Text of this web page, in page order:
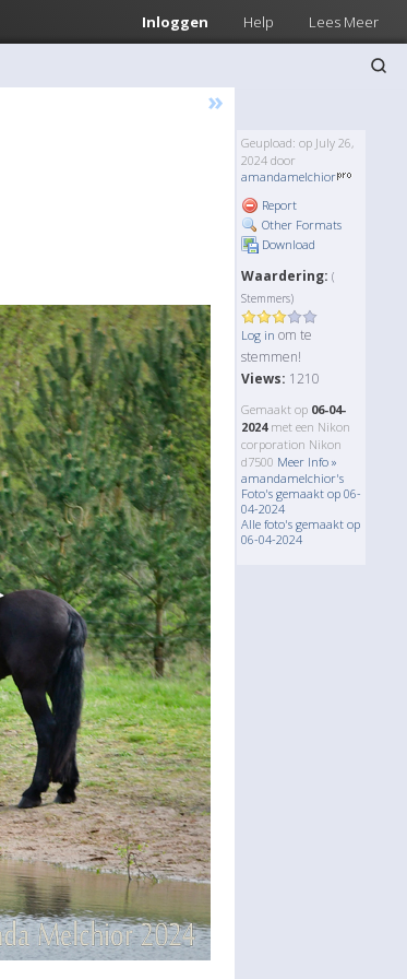
Inloggen Help Lees Meer
»
Geupload: op July 26,
2024 door
amandamelchior
Report
Other Formats
Download
Waardering: (
Stemmers)
Log in om te
stemmen!
Views: 1210
Gemaakt op 06-04-
2024met een Nikon
corporation Nikon
d7500 Meer Info »
amandamelchior's
Foto's gemaakt op 06-
04-2024
Alle foto's gemaakt op
06-04-2024